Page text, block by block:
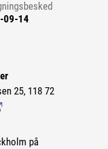
09-14
25, 118 72
till extern sida.)
på